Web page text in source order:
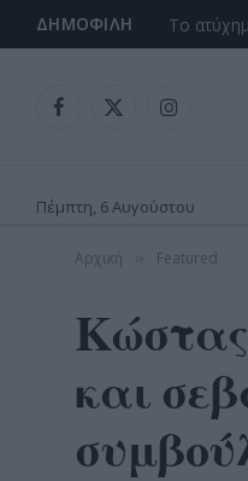
ΔΗΜΟΦΙΛΉ
Facebook
X
Instagram
Πέμπτη, 6 Αυγούστου
Αρχική Featured
και